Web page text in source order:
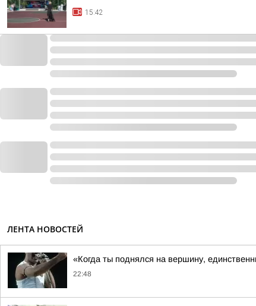
15:42
ЛЕНТА НОВОСТЕЙ
«Когда ты поднялся на вершину,
22:48